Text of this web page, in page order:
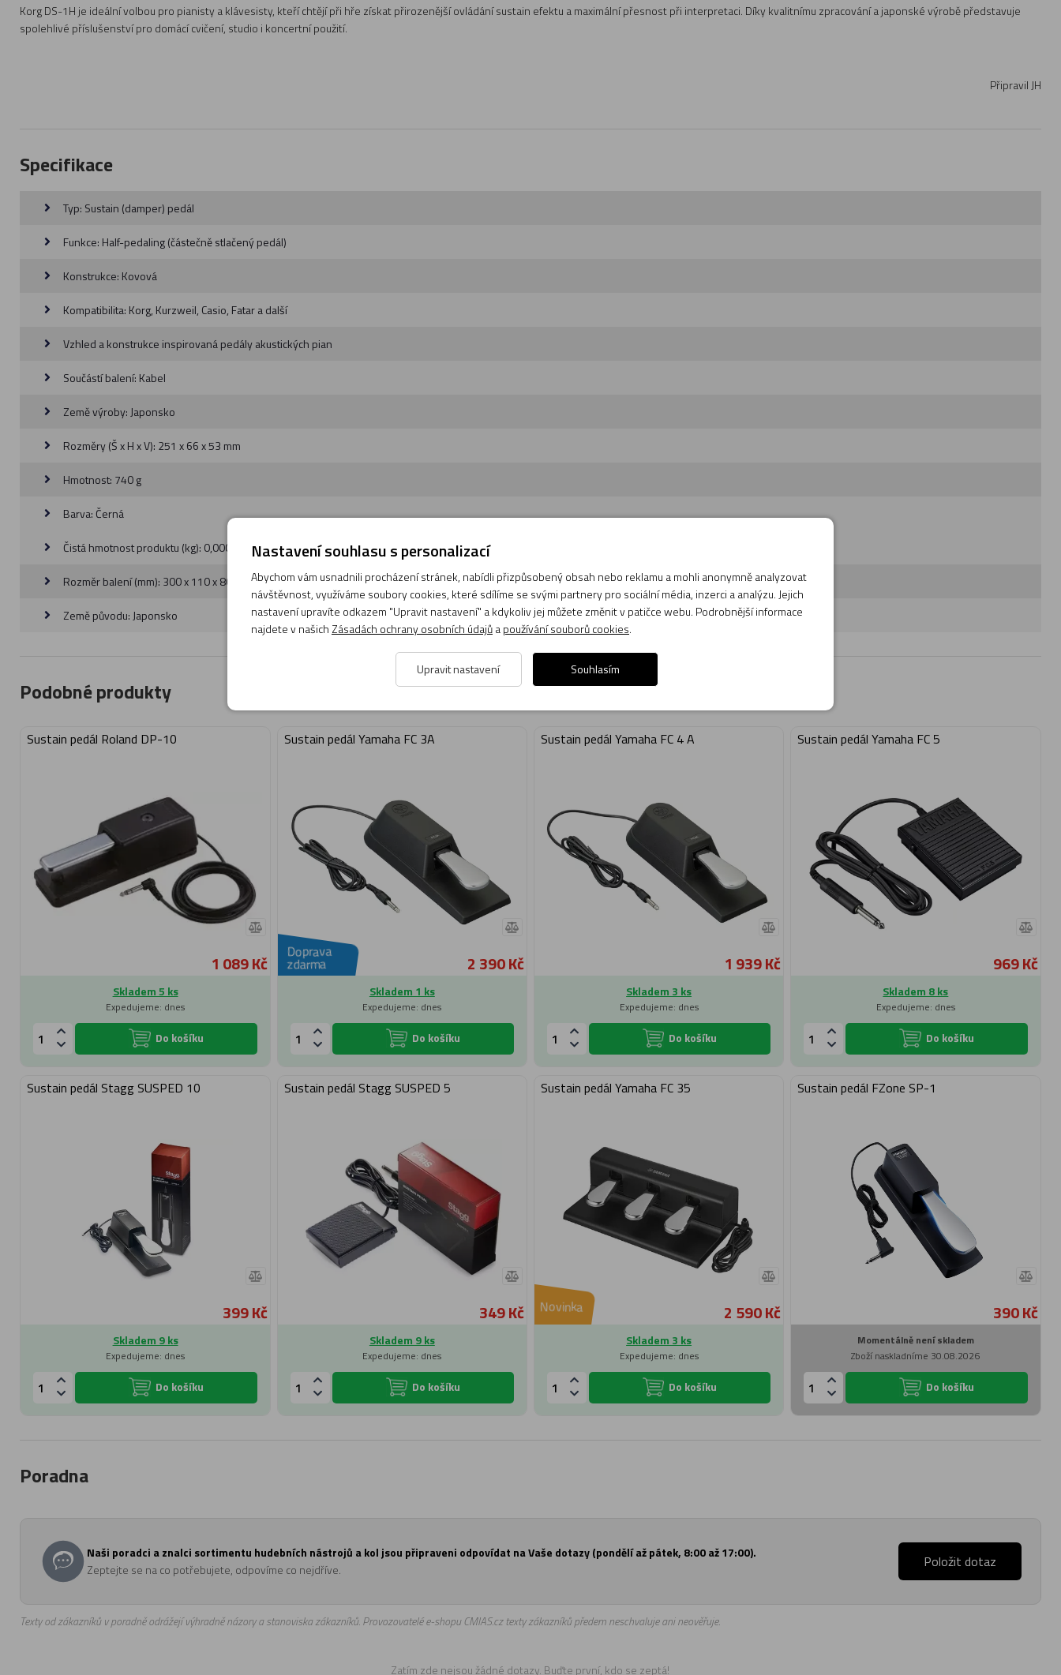
Korg DS-1H je ideální volbou pro pianisty a klávesisty, kteří chtějí při hře získat přirozenější ovládání sustain efektu a maximální přesnost při interpretaci. Díky kvalitnímu zpracování a japonské výrobě představuje
spolehlivé příslušenství pro domácí cvičení, studio i koncertní použití.
Připravil JH
Specifikace
Typ: Sustain (damper) pedál
Funkce: Half-pedaling (částečně stlačený pedál)
Konstrukce: Kovová
Kompatibilita: Korg, Kurzweil, Casio, Fatar a další
Vzhled a konstrukce inspirovaná pedály akustických pian
Součástí balení: Kabel
Země výroby: Japonsko
Rozměry (Š x H x V): 251 x 66 x 53 mm
Hmotnost: 740 g
Barva: Černá
Čistá hmotnost produktu (kg): 0,000
Rozměr balení (mm): 300 x 110 x 80
Země původu: Japonsko
Podobné produkty
Sustain pedál Roland DP-10
1 089 Kč
Skladem 5 ks
Expedujeme: dnes
Do košíku
Sustain pedál Yamaha FC 3A
Doprava
zdarma 2 390 Kč
Skladem 1 ks
Expedujeme: dnes
Do košíku
Sustain pedál Yamaha FC 4 A
1 939 Kč
Skladem 3 ks
Expedujeme: dnes
Do košíku
Sustain pedál Yamaha FC 5
969 Kč
Skladem 8 ks
Expedujeme: dnes
Do košíku
Sustain pedál Stagg SUSPED 10
399 Kč
Skladem 9 ks
Expedujeme: dnes
Do košíku
Sustain pedál Stagg SUSPED 5
349 Kč
Skladem 9 ks
Expedujeme: dnes
Do košíku
Sustain pedál Yamaha FC 35
Novinka 2 590 Kč
Skladem 3 ks
Expedujeme: dnes
Do košíku
Sustain pedál FZone SP-1
390 Kč
Momentálně není skladem
Zboží naskladníme 30.08.2026
Do košíku
Poradna
Naši poradci a znalci sortimentu hudebních nástrojů a kol jsou připraveni odpovídat na Vaše dotazy (pondělí až pátek, 8:00 až 17:00).
Zeptejte se na co potřebujete, odpovíme co nejdříve.
Položit dotaz
Texty od zákazníků v poradně odrážejí výhradně názory a stanoviska zákazníků. Provozovatelé e-shopu CMIAS.cz texty zákazníků předem neschvaluje ani neověřuje.
Zatím zde nejsou žádné dotazy. Buďte první, kdo se zeptá!
Nastavení souhlasu s personalizací
Abychom vám usnadnili procházení stránek, nabídli přizpůsobený obsah nebo reklamu a mohli anonymně analyzovat
návštěvnost, využíváme soubory cookies, které sdílíme se svými partnery pro sociální média, inzerci a analýzu. Jejich
nastavení upravíte odkazem "Upravit nastavení" a kdykoliv jej můžete změnit v patičce webu. Podrobnější informace
najdete v našich Zásadách ochrany osobních údajůapoužívání souborů cookies.
Upravit nastavení Souhlasím